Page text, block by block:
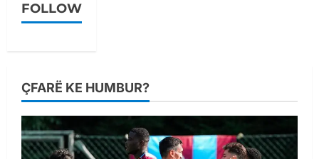
FOLLOW
ÇFARË KE HUMBUR?